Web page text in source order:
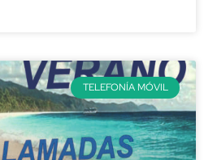
TELEFONÍA MÓVIL